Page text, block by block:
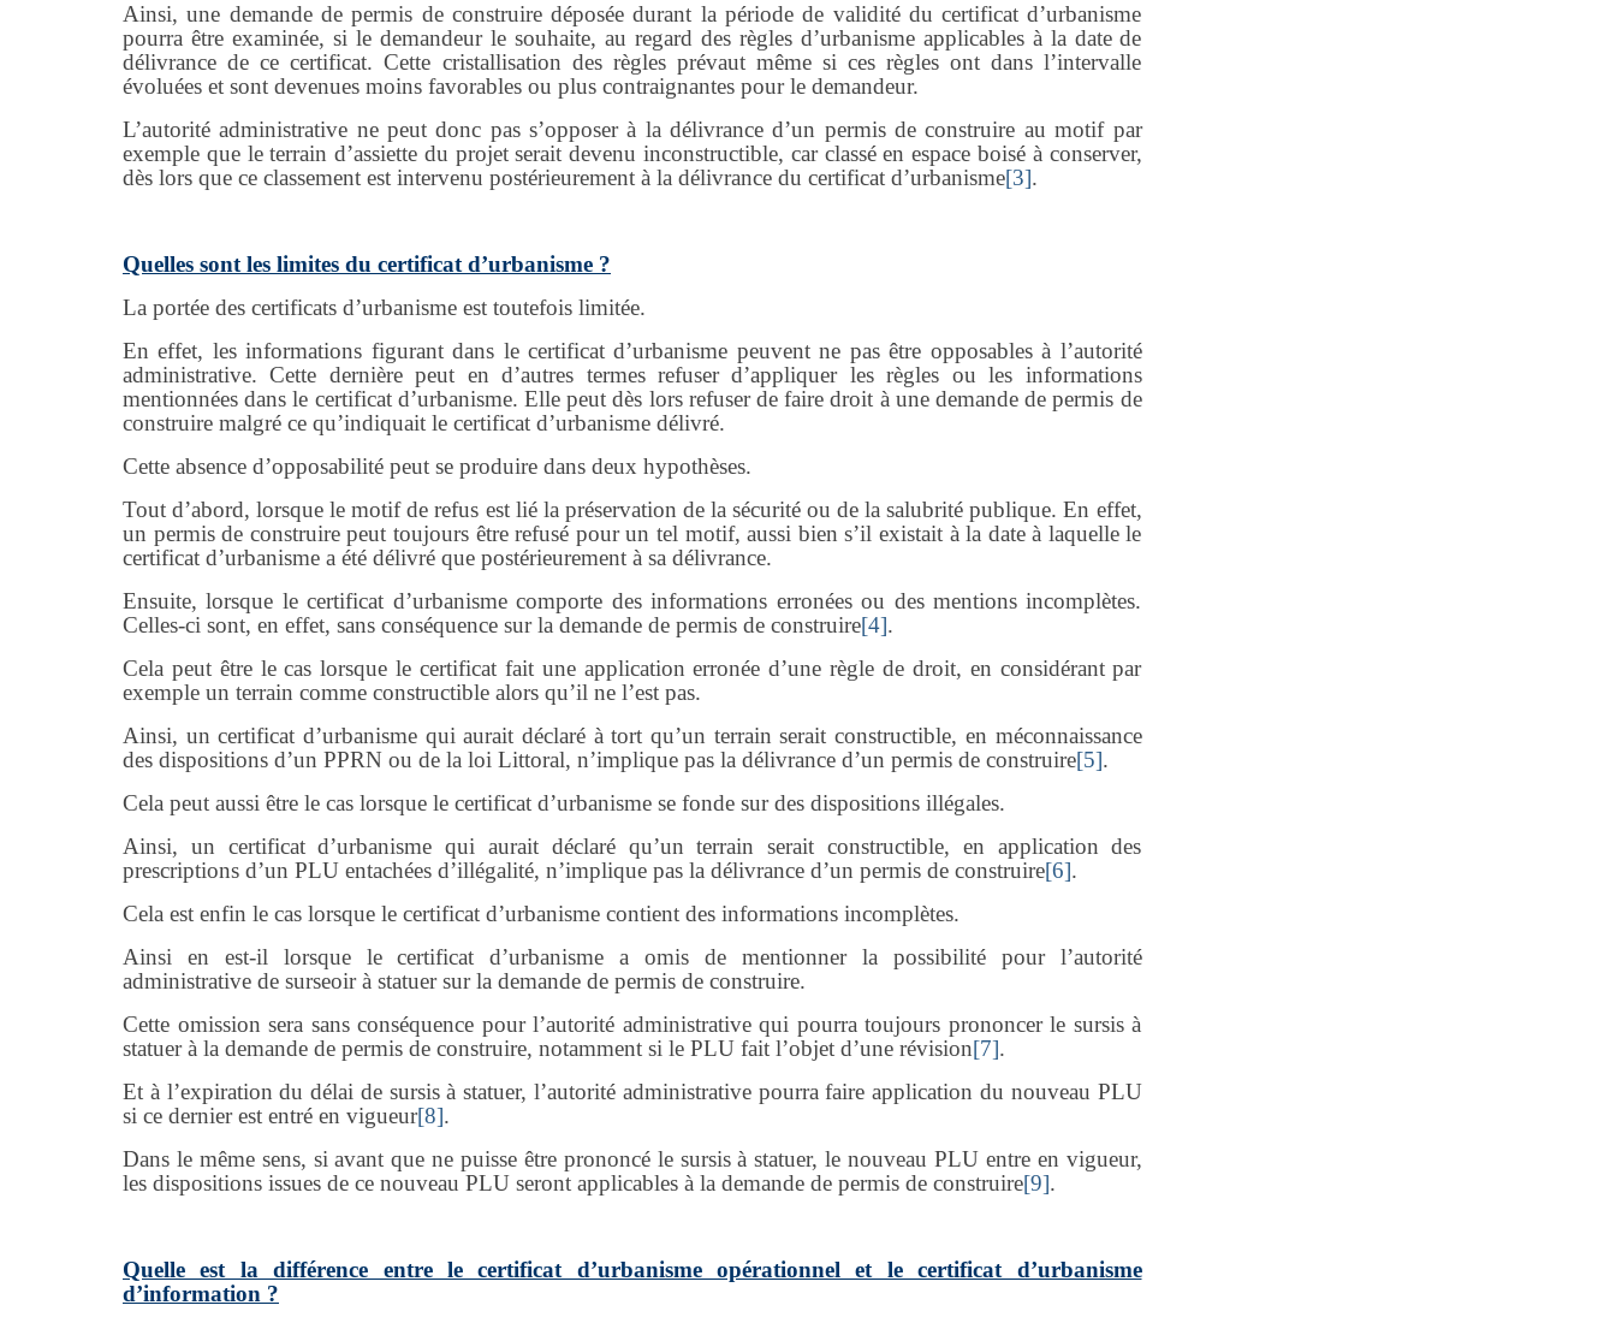
Ainsi, une demande de permis de construire déposée durant la période de validité du certificat d’urbanisme
pourra être examinée, si le demandeur le souhaite, au regard des règles d’urbanisme applicables à la date de
délivrance de ce certificat. Cette cristallisation des règles prévaut même si ces règles ont dans l’intervalle
évoluées et sont devenues moins favorables ou plus contraignantes pour le demandeur.
L’autorité administrative ne peut donc pas s’opposer à la délivrance d’un permis de construire au motif par
exemple que le terrain d’assiette du projet serait devenu inconstructible, car classé en espace boisé à conserver,
dès lors que ce classement est intervenu postérieurement à la délivrance du certificat d’urbanisme[3].
Quelles sont les limites du certificat d’urbanisme ?
La portée des certificats d’urbanisme est toutefois limitée.
En effet, les informations figurant dans le certificat d’urbanisme peuvent ne pas être opposables à l’autorité
administrative. Cette dernière peut en d’autres termes refuser d’appliquer les règles ou les informations
mentionnées dans le certificat d’urbanisme. Elle peut dès lors refuser de faire droit à une demande de permis de
construire malgré ce qu’indiquait le certificat d’urbanisme délivré.
Cette absence d’opposabilité peut se produire dans deux hypothèses.
Tout d’abord, lorsque le motif de refus est lié la préservation de la sécurité ou de la salubrité publique. En effet,
un permis de construire peut toujours être refusé pour un tel motif, aussi bien s’il existait à la date à laquelle le
certificat d’urbanisme a été délivré que postérieurement à sa délivrance.
Ensuite, lorsque le certificat d’urbanisme comporte des informations erronées ou des mentions incomplètes.
Celles-ci sont, en effet, sans conséquence sur la demande de permis de construire[4].
Cela peut être le cas lorsque le certificat fait une application erronée d’une règle de droit, en considérant par
exemple un terrain comme constructible alors qu’il ne l’est pas.
Ainsi, un certificat d’urbanisme qui aurait déclaré à tort qu’un terrain serait constructible, en méconnaissance
des dispositions d’un PPRN ou de la loi Littoral, n’implique pas la délivrance d’un permis de construire[5].
Cela peut aussi être le cas lorsque le certificat d’urbanisme se fonde sur des dispositions illégales.
Ainsi, un certificat d’urbanisme qui aurait déclaré qu’un terrain serait constructible, en application des
prescriptions d’un PLU entachées d’illégalité, n’implique pas la délivrance d’un permis de construire[6].
Cela est enfin le cas lorsque le certificat d’urbanisme contient des informations incomplètes.
Ainsi en est-il lorsque le certificat d’urbanisme a omis de mentionner la possibilité pour l’autorité
administrative de surseoir à statuer sur la demande de permis de construire.
Cette omission sera sans conséquence pour l’autorité administrative qui pourra toujours prononcer le sursis à
statuer à la demande de permis de construire, notamment si le PLU fait l’objet d’une révision[7].
Et à l’expiration du délai de sursis à statuer, l’autorité administrative pourra faire application du nouveau PLU
si ce dernier est entré en vigueur[8].
Dans le même sens, si avant que ne puisse être prononcé le sursis à statuer, le nouveau PLU entre en vigueur,
les dispositions issues de ce nouveau PLU seront applicables à la demande de permis de construire[9].
Quelle est la différence entre le certificat d’urbanisme opérationnel et le certificat d’urbanisme
d’information ?